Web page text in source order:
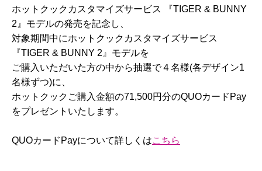
ホットクックカスタマイズサービス 『TIGER & BUNNY
2』モデルの発売を記念し、
対象期間中にホットクックカスタマイズサービス
『TIGER & BUNNY 2』モデルを
ご購入いただいた方の中から抽選で４名様(各デザイン1
名様ずつ)に、
ホットクックご購入金額の71,500円分のQUOカードPay
をプレゼントいたします。
QUOカードPayについて詳しくはこちら